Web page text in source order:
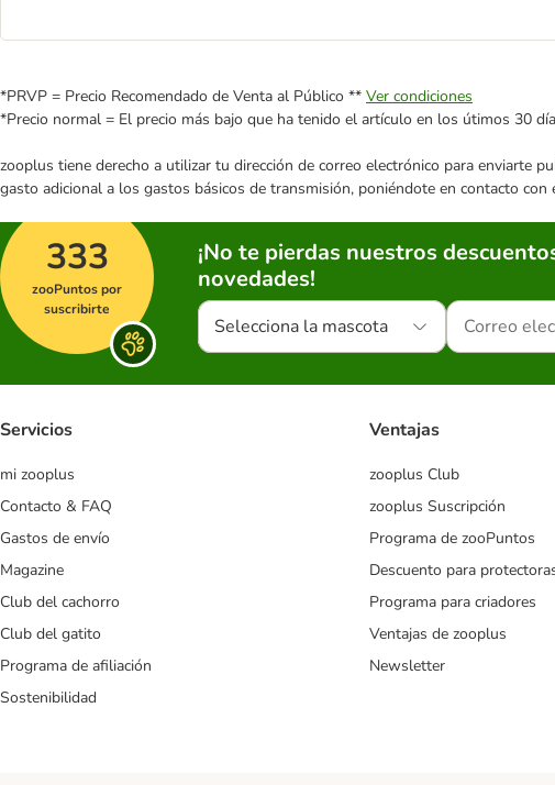
*PRVP = Precio Recomendado de Venta al Público ** Ver condiciones
*Precio normal = El precio más bajo que ha tenido el artículo en los útimos 30
zooplus tiene derecho a utilizar tu dirección de correo electrónico para enviarte
gasto adicional a los gastos básicos de transmisión, poniéndote en contacto
333
zooPuntos por
suscribirte
¡No te pierdas nuestros
novedades!
Selecciona la mascota
Servicios
mi zooplus
Contacto & FAQ
Gastos de envío
Magazine
Club del cachorro
Club del gatito
Programa de afiliación
Sostenibilidad
Ventajas
zooplus Club
zooplus Suscripción
Programa de zooPuntos
Descuento para
Programa para criadores
Ventajas de zooplus
Newsletter